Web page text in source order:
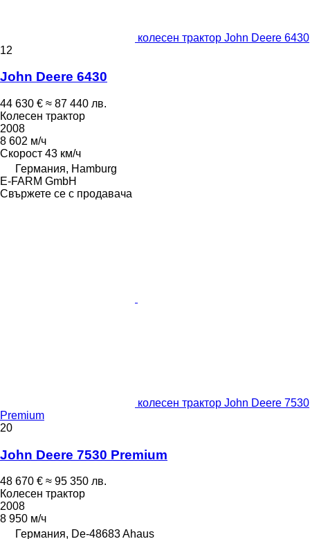
колесен трактор John Deere 6430
12
John Deere 6430
44 630 € ≈ 87 440 лв.
Колесен трактор
2008
8 602 м/ч
Скорост 43 км/ч
Германия, Hamburg
E-FARM GmbH
Свържете се с продавача
колесен трактор John Deere 7530
Premium
20
John Deere 7530 Premium
48 670 € ≈ 95 350 лв.
Колесен трактор
2008
8 950 м/ч
Германия, De-48683 Ahaus